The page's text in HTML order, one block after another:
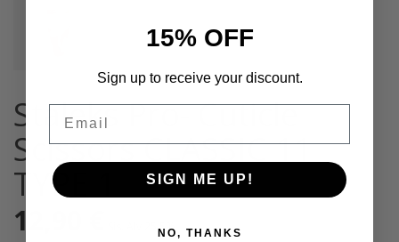
Staleks Pro- Cuticle
Scissors CLASSIC 11
TYPE 1
12,90 Sis. Alv 25,5%
15% OFF
Sign up to receive your discount.
SIGN ME UP!
NO, THANKS